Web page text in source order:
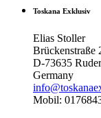
Toskana Exklusiv
Elias Stoller
Brückenstraße
D-73635
Germany
Mobil: